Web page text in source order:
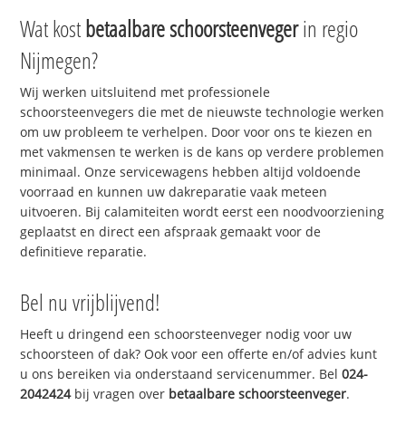
Wat kostbetaalbare schoorsteenvegerin regio
Nijmegen?
Wij werken uitsluitend met professionele
schoorsteenvegers die met de nieuwste technologie werken
om uw probleem te verhelpen. Door voor ons te kiezen en
met vakmensen te werken is de kans op verdere problemen
minimaal. Onze servicewagens hebben altijd voldoende
voorraad en kunnen uw dakreparatie vaak meteen
uitvoeren. Bij calamiteiten wordt eerst een noodvoorziening
geplaatst en direct een afspraak gemaakt voor de
definitieve reparatie.
Bel nu vrijblijvend!
Heeft u dringend een schoorsteenveger nodig voor uw
schoorsteen of dak? Ook voor een offerte en/of advies kunt
u ons bereiken via onderstaand servicenummer. Bel024-
2042424bij vragen over betaalbare schoorsteenveger.